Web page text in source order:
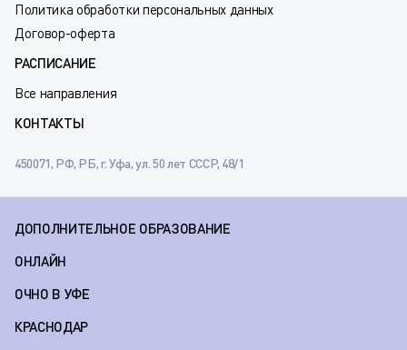
Политика обработки персональных данных
Договор-оферта
РАСПИСАНИЕ
Все направления
КОНТАКТЫ
450071, РФ, РБ, г. Уфа, ул. 50 лет СССР, 48/1
ДОПОЛНИТЕЛЬНОЕ ОБРАЗОВАНИЕ
ОНЛАЙН
ОЧНО В УФЕ
КРАСНОДАР